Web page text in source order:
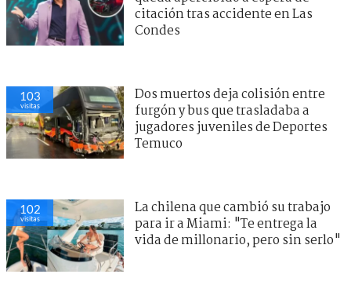
citación tras accidente en Las
Condes
103
visitas
Dos muertos deja colisión entre
furgón y bus que trasladaba a
jugadores juveniles de Deportes
Temuco
102
visitas
La chilena que cambió su trabajo
para ir a Miami: "Te entrega la
vida de millonario, pero sin serlo"